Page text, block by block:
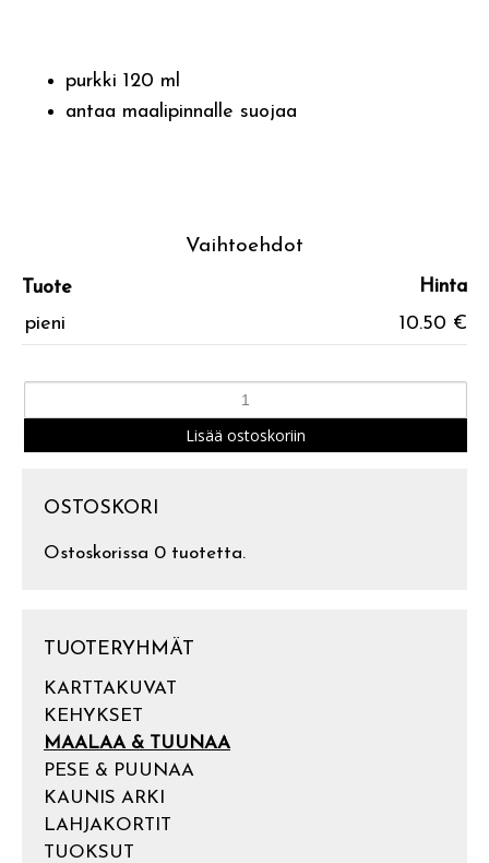
purkki 120 ml
antaa maalipinnalle suojaa
Vaihtoehdot
Tuote
Hinta
pieni
10.50 €
OSTOSKORI
Ostoskorissa 0 tuotetta.
TUOTERYHMÄT
KARTTAKUVAT
KEHYKSET
MAALAA & TUUNAA
PESE & PUUNAA
KAUNIS ARKI
LAHJAKORTIT
TUOKSUT